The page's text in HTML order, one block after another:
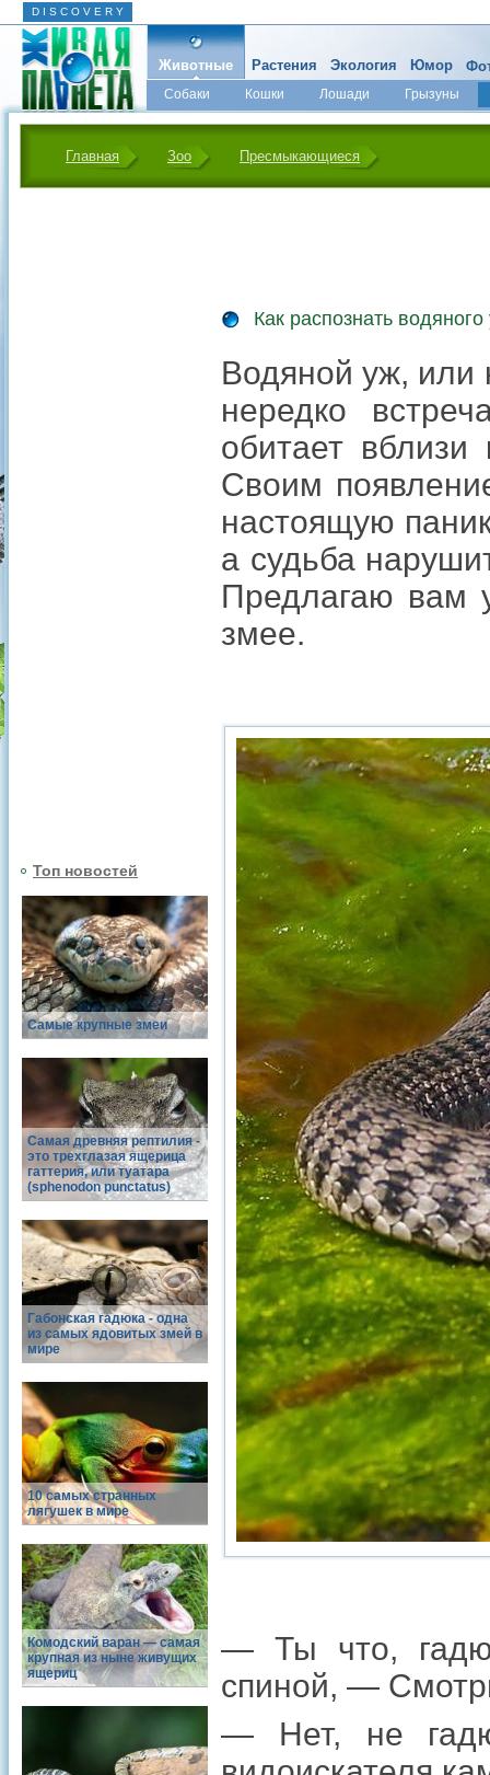
D I S C O V E R Y
Животные
Собаки Кошки Лошади
Грызуны
Микромир
Растения Экология Юмор
Главная Зоо Пресмыкающиеся
Топ новостей
Самые крупные змеи
Самая древняя рептилия -
это трехглазая ящерица
гаттерия, или туатара
(sphenodon punctatus)
Габонская гадюка - одна
из самых ядовитых змей в
мире
10 самых странных
лягушек в мире
Комодский варан — самая
крупная из ныне живущих
ящериц
Как распознать
Водяной уж, или
нередко
обитает
Своим
настоящую
а судьба
Предлагаю вам
змее.
— Ты что,
спиной, —
— Нет, не